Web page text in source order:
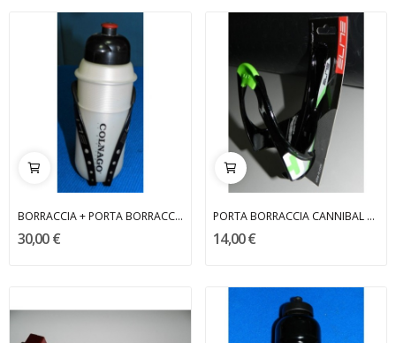
BORRACCIA + PORTA BORRACCIA COLNAGO
30,00 €
PORTA BORRACCIA CANNIBAL ELITE
14,00 €